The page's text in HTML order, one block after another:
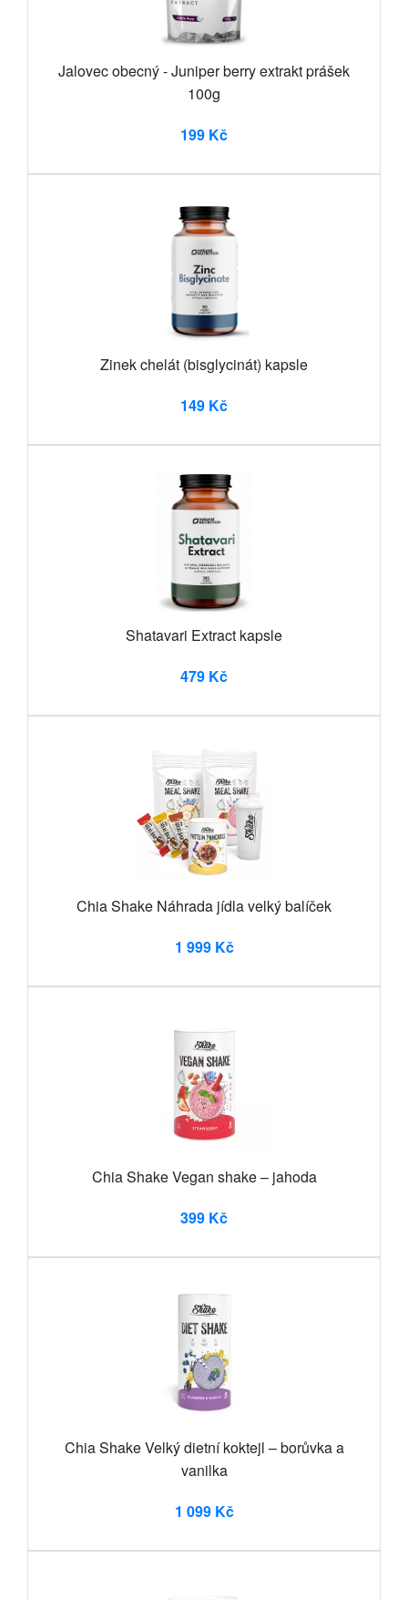
Jalovec obecný - Juniper berry extrakt prášek
100g
199 Kč
Zinek chelát (bisglycinát) kapsle
149 Kč
Shatavari Extract kapsle
479 Kč
Chia Shake Náhrada jídla velký balíček
1 999 Kč
Chia Shake Vegan shake – jahoda
399 Kč
Chia Shake Velký dietní koktejl – borůvka a
vanilka
1 099 Kč